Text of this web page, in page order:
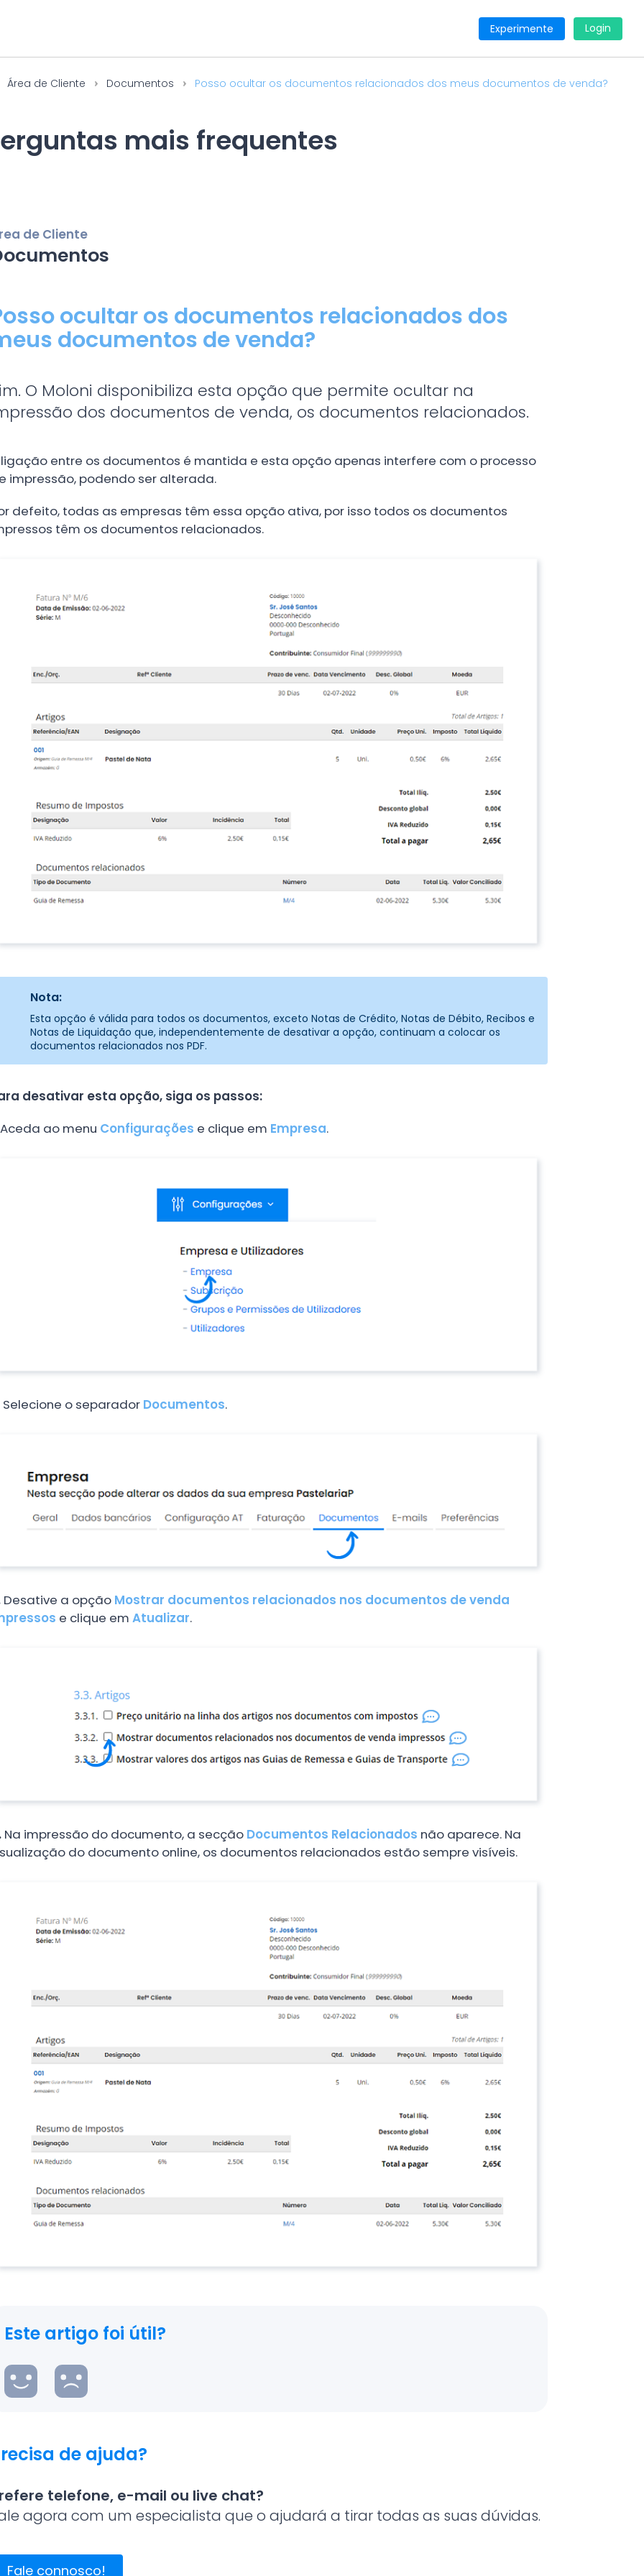
Experimente Login
Área de Cliente Documentos Posso ocultar os documentos relacionados dos meus documentos de venda?
mais frequentes
de Cliente
ocultar os documentos relacionados dos
documentos de venda?
O Moloni disponibiliza esta opção que permite ocultar na
dos documentos de venda, os documentos relacionados.
ligação entre os documentos é mantida e esta opção apenas interfere com o processo
impressão, podendo ser alterada.
defeito, todas as empresas têm essa opção ativa, por isso todos os documentos
têm os documentos relacionados.
Nota:
Esta opção é válida para todos os documentos, exceto Notas de Crédito, Notas de Débito, Recibos e
Notas de Liquidação que, independentemente de desativar a opção, continuam a colocar os
documentos relacionados nos PDF.
desativar esta opção, siga os passos:
ao menu Configurações e clique em Empresa.
Selecione o separador Documentos.
Desative a opção Mostrar documentos relacionados nos documentos de venda
e clique emAtualizar.
Na impressão do documento, a secção Documentos Relacionados não aparece. Na
do documento online, os documentos relacionados estão sempre visíveis.
Este artigo foi útil?
de ajuda?
telefone, e-mail ou live chat?
agora com um especialista que o ajudará a tirar todas as suas dúvidas.
Fale connosco!